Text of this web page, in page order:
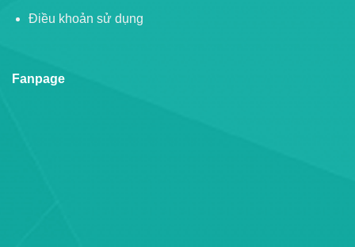
Điều khoản sử dụng
Fanpage